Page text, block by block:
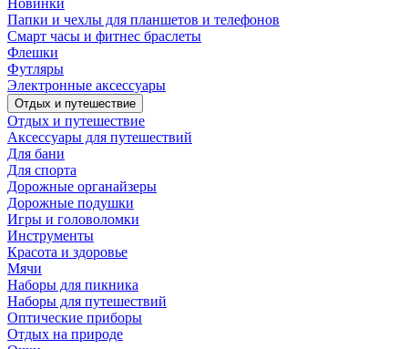
Папки и чехлы для планшетов и телефонов
Смарт часы и фитнес браслеты
Флешки
Футляры
Электронные аксессуары
Отдых и путешествие
Отдых и путешествие
Аксессуары для путешествий
Для бани
Для спорта
Дорожные органайзеры
Дорожные подушки
Игры и головоломки
Инструменты
Красота и здоровье
Мячи
Наборы для пикника
Наборы для путешествий
Оптические приборы
Отдых на природе